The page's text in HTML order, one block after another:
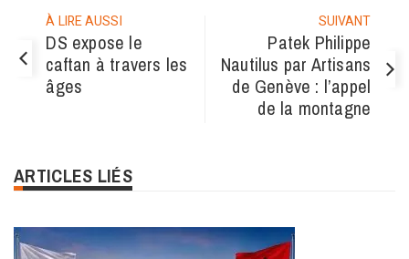
À LIRE AUSSI
DS expose le
caftan à travers les
âges
SUIVANT
Patek Philippe
Nautilus par Artisans
de Genève : l’appel
de la montagne
ARTICLES LIÉS